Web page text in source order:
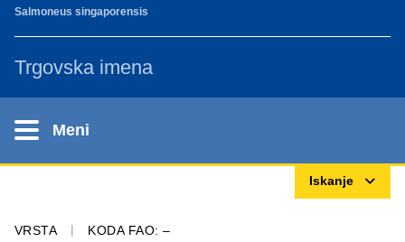
Salmoneus singaporensis
Trgovska imena
Meni
Iskanje
VRSTA KODA FAO: –